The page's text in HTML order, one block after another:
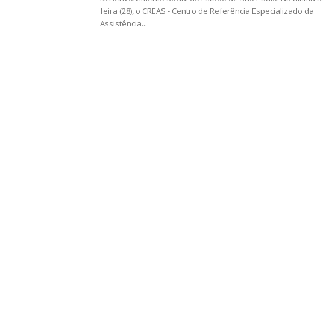
feira (28), o CREAS - Centro de Referência Especializado da
Assistência...